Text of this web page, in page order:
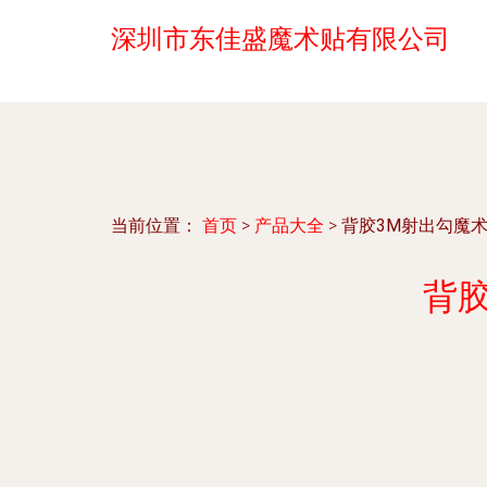
深圳市东佳盛魔术贴有限公司
当前位置： 首页 > 产品大全 > 背胶3M射出勾魔
背